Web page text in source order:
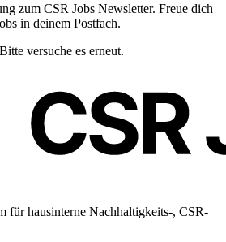
zum CSR Jobs Newsletter. Freue dich
in deinem Postfach.
versuche es erneut.
für hausinterne Nachhaltigkeits-, CSR-